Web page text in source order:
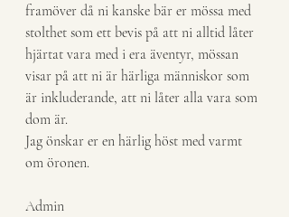
framöver då ni kanske bär er mössa med
stolthet som ett bevis på att ni alltid låter
hjärtat vara med i era äventyr, mössan
visar på att ni är härliga människor som
är inkluderande, att ni låter alla vara som
dom är.
Jag önskar er en härlig höst med varmt
om öronen.
Admin